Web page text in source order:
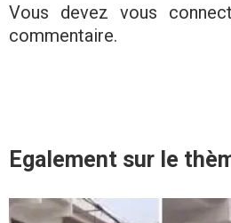
Vous devez vous
commentaire.
Egalement sur le